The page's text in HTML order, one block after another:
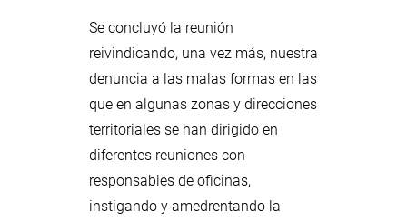
Se concluyó la reunión
reivindicando, una vez más, nuestra
denuncia a las malas formas en las
que en algunas zonas y direcciones
territoriales se han dirigido en
diferentes reuniones con
responsables de oficinas,
instigando y amedrentando la